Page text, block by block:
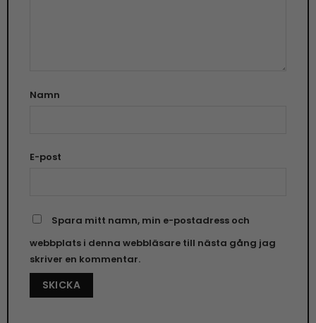
Namn
E-post
Spara mitt namn, min e-postadress och
webbplats i denna webbläsare till nästa gång jag
skriver en kommentar.